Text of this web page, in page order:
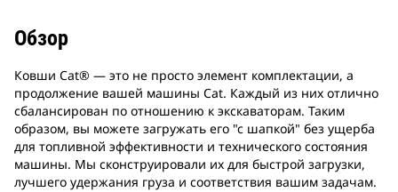
Обзор
Ковши Cat® ― это не просто элемент комплектации, а
продолжение вашей машины Cat. Каждый из них отлично
сбалансирован по отношению к экскаваторам. Таким
образом, вы можете загружать его "с шапкой" без ущерба
для топливной эффективности и технического состояния
машины. Мы сконструировали их для быстрой загрузки,
лучшего удержания груза и соответствия вашим задачам.